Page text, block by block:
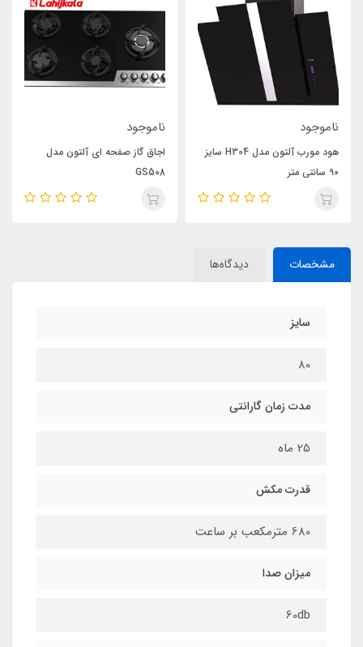
ناموجود
هود مورب آلتون مدل H304 سایز
90 سانتی متر
ناموجود
اجاق گاز صفحه ای آلتون مدل
GS508
مشخصات دیدگاه‌ها
سایز
80
مدت زمان گارانتی
25 ماه
قدرت مکش
680 مترمکعب بر ساعت
میزان صدا
60db